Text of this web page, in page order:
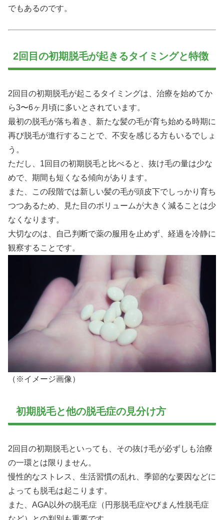
でもあるのです。
2回目の初期脱毛が起きるタイミングと特徴
2回目の初期脱毛が起こるタイミングは、治療を始めてか
ら3〜6ヶ月頃に多いとされています。
最初の脱毛が落ち着き、新たな髪の毛が育ち始める時期に
再び脱毛が進行することで、不安を感じる方もいるでしょ
う。
ただし、1回目の初期脱毛と比べると、抜け毛の量は少な
めで、期間も短くなる傾向があります。
また、この段階では新しい髪の毛が頭皮下でしっかり育ち
つつあるため、見た目のボリュームが大きく減ることは少
なくなります。
大切なのは、自己判断で薬の服用を止めず、経過を冷静に
観察することです。
（※イメージ画像）
初期脱毛と他の脱毛症の見分け方
2回目の初期脱毛といっても、その抜け毛が必ずしも治療
の一環とは限りません。
慢性的なストレス、生活習慣の乱れ、季節的な要因などに
よっても脱毛は起こります。
また、AGA以外の脱毛症（円形脱毛症やびまん性脱毛症